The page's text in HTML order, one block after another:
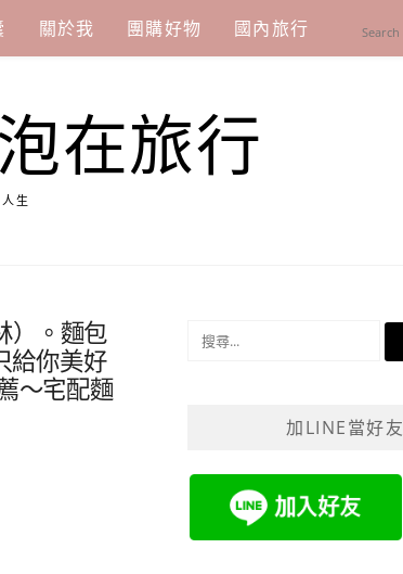
關於我 團購好物 國內旅行
在旅行
生
）。麵包
給你美好
～宅配麵
加LINE當好友